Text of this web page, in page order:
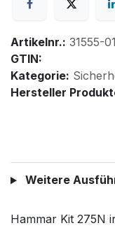
Artikelnr.: 31555-01
GTIN:
Kategorie:
Hersteller
Weitere
Hammar Kit 275N